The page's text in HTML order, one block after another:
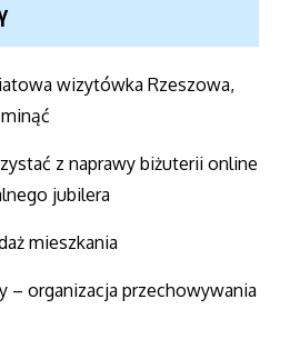
wizytówka Rzeszowa,
z naprawy biżuterii online
jubilera
mieszkania
– organizacja przechowywania